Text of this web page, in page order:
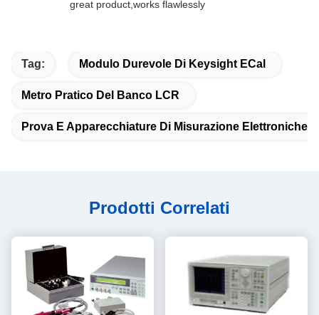
great product,works flawlessly
Tag: Modulo Durevole Di Keysight ECal
Metro Pratico Del Banco LCR
Prova E Apparecchiature Di Misurazione Elettroniche
Prodotti Correlati